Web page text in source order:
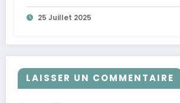
25 Juillet 2025
LAISSER UN COMMENTAIRE